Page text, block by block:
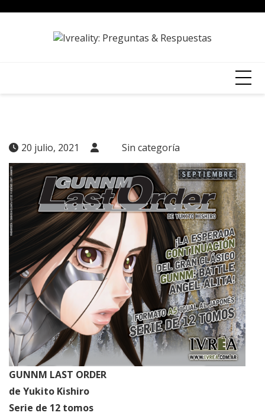
20 julio, 2021 Sin categoría
GUNNM LAST ORDER
de Yukito Kishiro
Serie de 12 tomos